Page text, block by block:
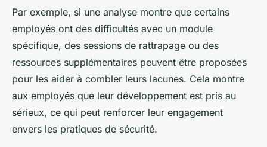
Par exemple, si une analyse montre que certains
employés ont des difficultés avec un module
spécifique, des sessions de rattrapage ou des
ressources supplémentaires peuvent être proposées
pour les aider à combler leurs lacunes. Cela montre
aux employés que leur développement est pris au
sérieux, ce qui peut renforcer leur engagement
envers les pratiques de sécurité.